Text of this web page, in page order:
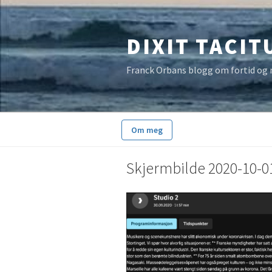
Gå
innhold
DIXIT
Franck Orbans blogg om fortid og
Om meg
Skjermbilde 2020-10-